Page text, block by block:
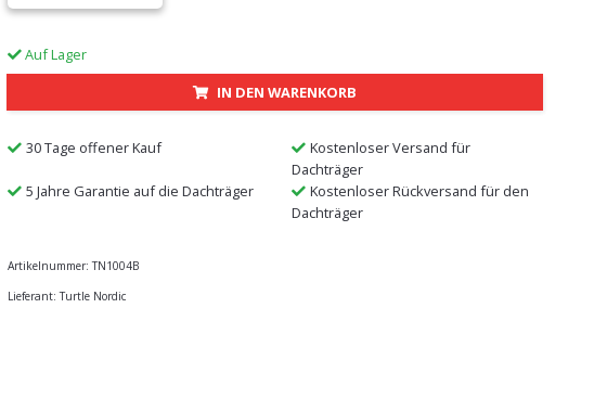
Auf Lager
IN DEN WARENKORB
30 Tage offener Kauf
Kostenloser Versand für
Dachträger
5 Jahre Garantie auf die Dachträger
Kostenloser Rückversand für den
Dachträger
Artikelnummer: TN1004B
Lieferant: Turtle Nordic